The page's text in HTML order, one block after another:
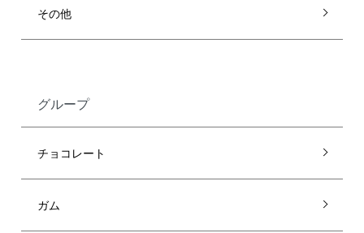
その他
グループ
チョコレート
ガム